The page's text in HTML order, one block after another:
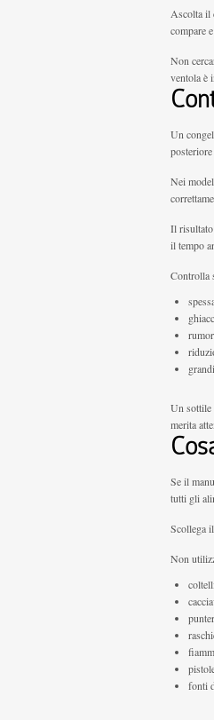
Ascolta il
compare
Non
ventola è
Un
Nei
Il
il tempo
Controlla
Un sottile
merita
Se il
tutti gli
Scollega
Non
fonti